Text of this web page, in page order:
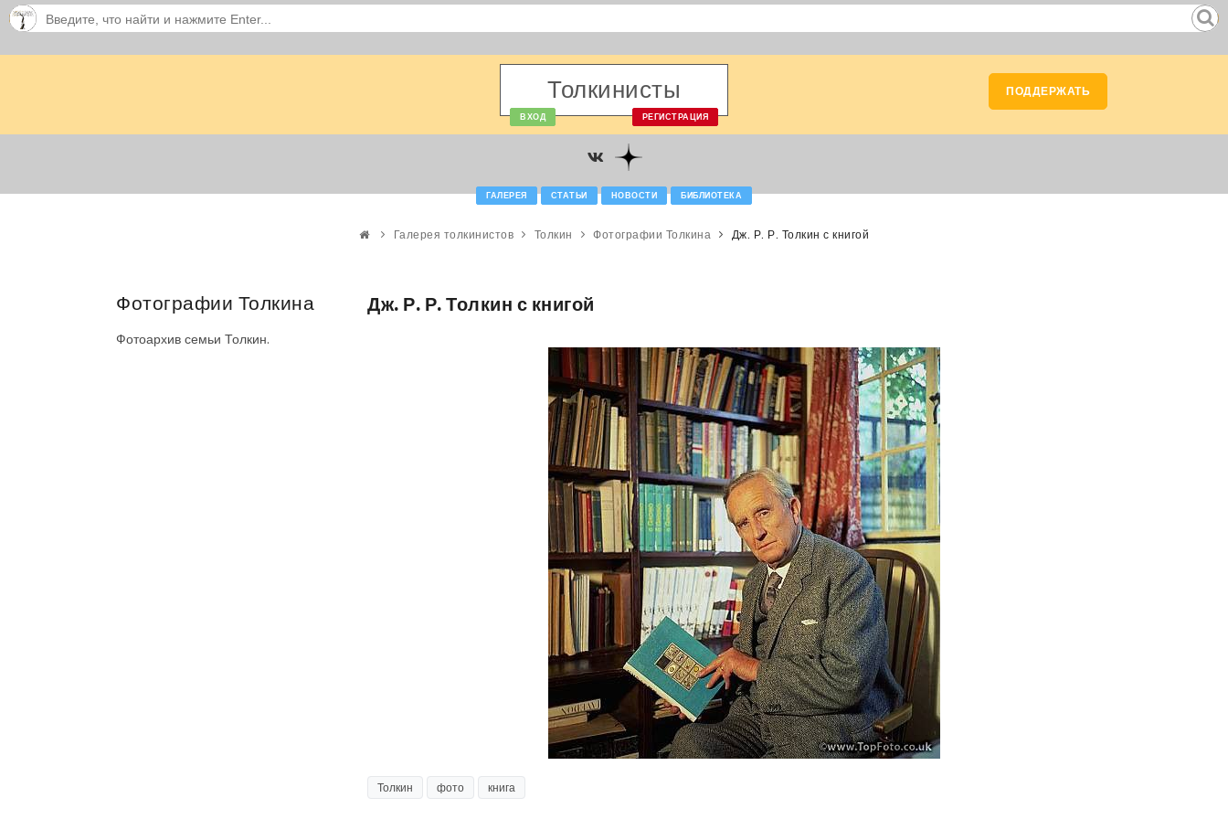
Толкинисты
ВХОД РЕГИСТРАЦИЯ
ПОДДЕРЖАТЬ
ГАЛЕРЕЯ СТАТЬИ НОВОСТИ БИБЛИОТЕКА
Галерея толкинистов Толкин Фотографии Толкина Дж. Р. Р. Толкин с книгой
Фотографии Толкина
Фотоархив семьи Толкин.
Дж. Р. Р. Толкин с книгой
Толкин фото книга